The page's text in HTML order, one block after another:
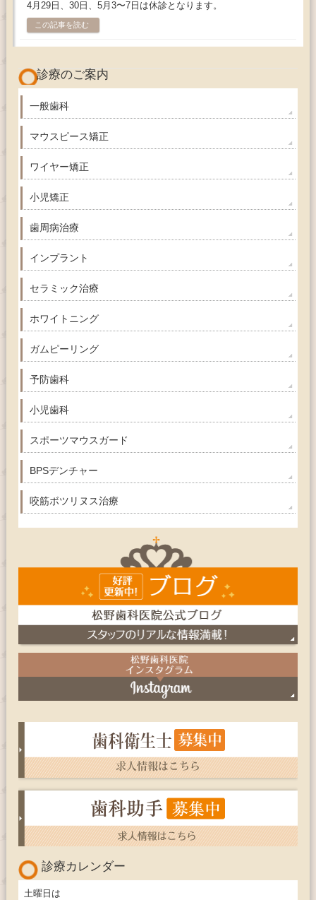
4月29日、30日、5月3〜7日は休診となります。
この記事を読む
診療のご案内
一般歯科
マウスピース矯正
ワイヤー矯正
小児矯正
歯周病治療
インプラント
セラミック治療
ホワイトニング
ガムピーリング
予防歯科
小児歯科
スポーツマウスガード
BPSデンチャー
咬筋ボツリヌス治療
診療カレンダー
土曜日は